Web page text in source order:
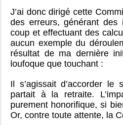
J’ai donc dirigé cette
des erreurs, générant des
coup et effectuant des
aucun exemple du
résultat de ma dernière
loufoque que touchant :
Il s’agissait d’accorder
partait à la retraite.
purement honorifique, si
Or, contre toute attente, la